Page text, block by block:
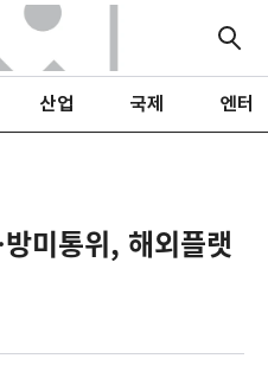
산업 국제 엔터
미통위, 해외플랫